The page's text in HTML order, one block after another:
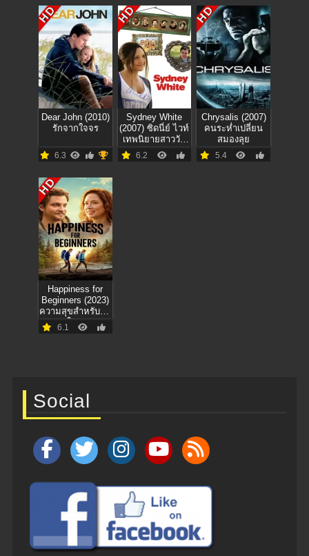
HD
Dear John (2010)
รักจากใจจร
6.3
HD
Sydney White
(2007) ซิดนี่ย์ ไวท์
เทพนิยายสาววัย
รุ่น
6.2
HD
Chrysalis (2007)
คนระห่ำเปลี่ยน
สมองลุย
5.4
HD
Happiness for
Beginners (2023)
ความสุขสำหรับมือ
ใหม่
6.1
Social